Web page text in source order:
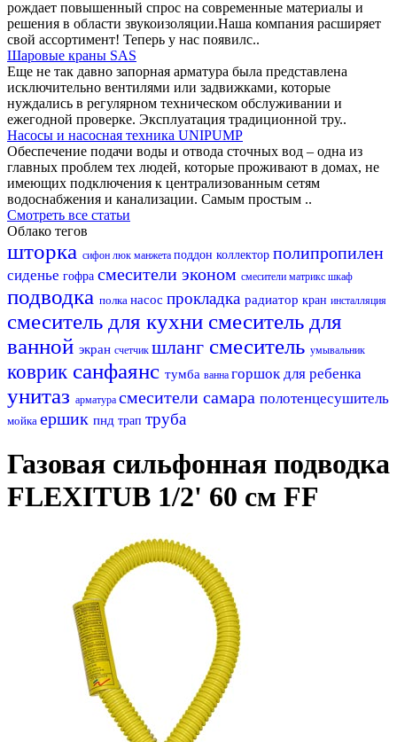
рождает повышенный спрос на современные материалы и
решения в области звукоизоляции.Наша компания расширяет
свой ассортимент! Теперь у нас появилс..
Шаровые краны SAS
Еще не так давно запорная арматура была представлена
исключительно вентилями или задвижками, которые
нуждались в регулярном техническом обслуживании и
ежегодной проверке. Эксплуатация традиционной тру..
Насосы и насосная техника UNIPUMP
Обеспечение подачи воды и отвода сточных вод – одна из
главных проблем тех людей, которые проживают в домах, не
имеющих подключения к централизованным сетям
водоснабжения и канализации. Самым простым ..
Смотреть все статьи
Облако тегов
шторка сифон люк манжета поддон коллектор полипропилен
сиденье гофра смесители эконом смесители матрикс шкаф
подводка полка насос прокладка радиатор кран инсталляция
смеситель для кухни смеситель для
ванной экран счетчик шланг смеситель умывальник
коврик санфаянс тумба ванна горшок для ребенка
унитаз арматура смесители самара полотенцесушитель
мойка ершик пнд трап труба
Газовая сильфонная подводка
FLEXITUB 1/2' 60 см FF